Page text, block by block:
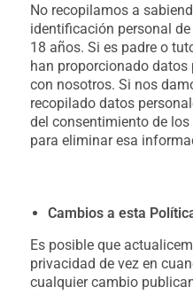
No recopilamos a
identificación personal
18 años. Si es padre o
han proporcionado datos
con nosotros. Si nos
recopilado datos
del consentimiento de
para eliminar esa
Cambios a esta
Es posible que
privacidad de vez en
cualquier cambio